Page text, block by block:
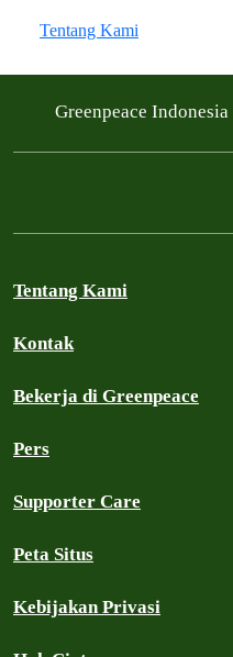
Tentang Kami
Greenpeace Indonesia
Tentang Kami
Kontak
Bekerja di Greenpeace
Pers
Supporter Care
Peta Situs
Kebijakan Privasi